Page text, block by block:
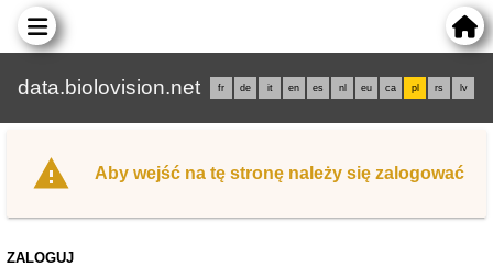
data.biolovision.net fr de it en es nl eu ca pl rs lv
Aby wejść na tę stronę należy się zalogować
ZALOGUJ